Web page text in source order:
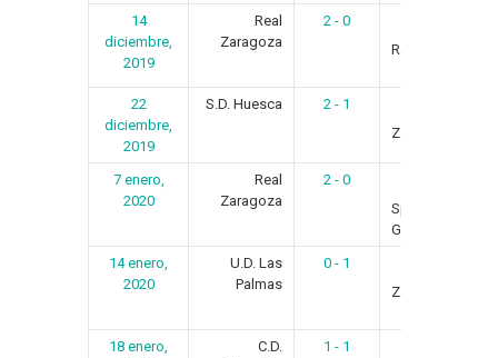
14
diciembre,
2019
Real
Zaragoza
2 - 0
Racing Club
22
diciembre,
2019
S.D. Huesca 2 - 1
Zaragoza
7 enero,
2020
Real
Zaragoza
2 - 0
Sporting de
Gijón
14 enero,
2020
U.D. Las
Palmas
0 - 1
Zaragoza
18 enero,
C.D.
1 - 1